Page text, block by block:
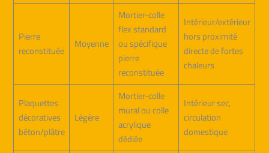
Pierre
reconstituée
Moyenne
Mortier-colle
flex standard
ou spécifique
pierre
reconstituée
Intérieur/extérieur
hors proximité
directe de fortes
chaleurs
Plaquettes
décoratives
béton/plâtre
Légère
Mortier-colle
mural ou colle
acrylique
dédiée
Intérieur sec,
circulation
domestique